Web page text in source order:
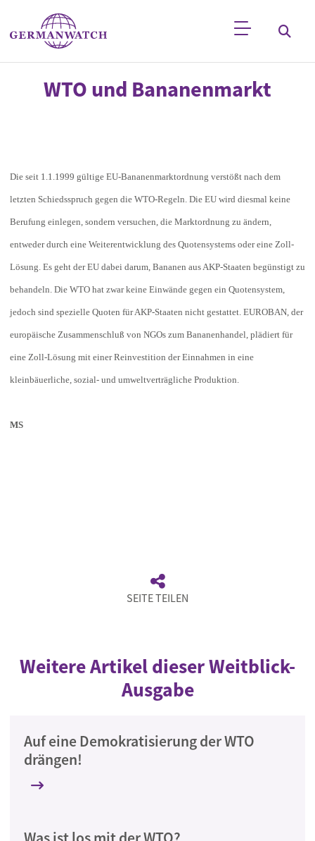
Direkt zum Inhalt
Stichwortsuche
WTO und Bananenmarkt
Die seit 1.1.1999 gültige EU-Bananenmarktordnung verstößt nach dem
letzten Schiedsspruch gegen die WTO-Regeln. Die EU wird diesmal keine
Berufung einlegen, sondern versuchen, die Marktordnung zu ändern,
entweder durch eine Weiterentwicklung des Quotensystems oder eine Zoll-
Lösung. Es geht der EU dabei darum, Bananen aus AKP-Staaten begünstigt zu
behandeln. Die WTO hat zwar keine Einwände gegen ein Quotensystem,
jedoch sind spezielle Quoten für AKP-Staaten nicht gestattet. EUROBAN, der
europäische Zusammenschluß von NGOs zum Bananenhandel, plädiert für
eine Zoll-Lösung mit einer Reinvestition der Einnahmen in eine
kleinbäuerliche, sozial- und umweltverträgliche Produktion.
MS
SEITE TEILEN
Weitere Artikel dieser Weitblick-
Ausgabe
Auf eine Demokratisierung der WTO
drängen!